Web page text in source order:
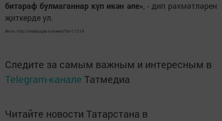
битараф булмаганнар күп икән әле», - дип рәхмәтләрен
җиткерде ул.
Фото: http://matbugat.ru/news/?id=11219
Следите за самым важным и интересным в
Telegram-канале Татмедиа
Читайте новости Татарстана в